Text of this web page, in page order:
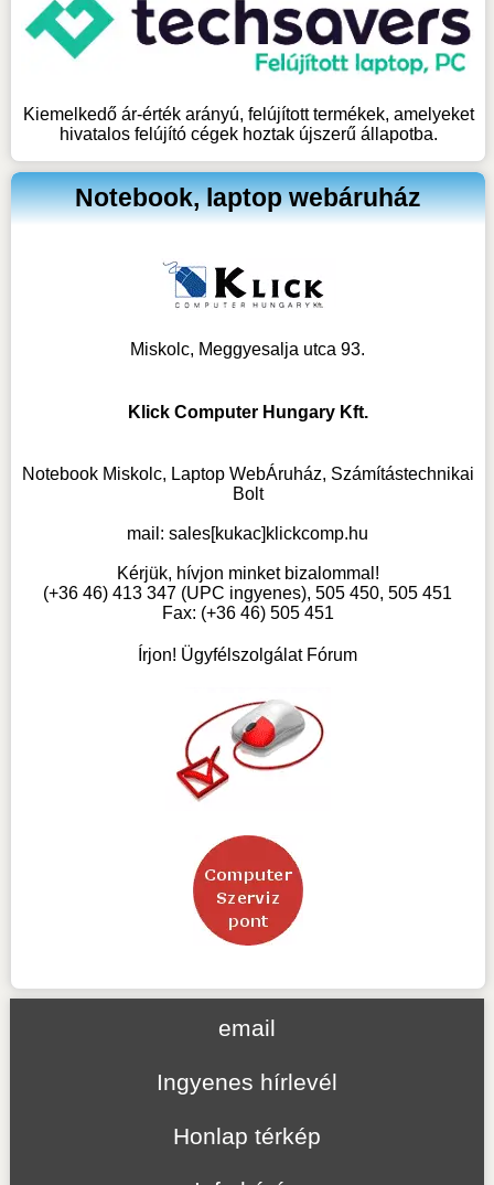
Kiemelkedő ár-érték arányú, felújított termékek, amelyeket
hivatalos felújító cégek hoztak újszerű állapotba.
Notebook, laptop webáruház
Miskolc, Meggyesalja utca 93.
Klick Computer Hungary Kft.
Notebook Miskolc, Laptop WebÁruház, Számítástechnikai
Bolt
mail:sales[kukac]klickcomp.hu
Kérjük, hívjon minket bizalommal!
(+36 46) 413 347 (UPC ingyenes), 505 450, 505 451
Fax: (+36 46) 505 451
Írjon! Ügyfélszolgálat Fórum
email
Ingyenes hírlevél
Honlap térkép